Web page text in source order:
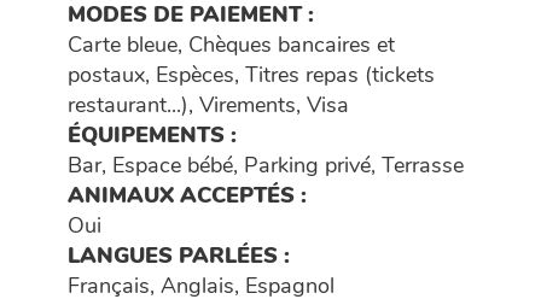
MODES DE PAIEMENT :
Carte bleue, Chèques bancaires et
postaux, Espèces, Titres repas (tickets
restaurant...), Virements, Visa
ÉQUIPEMENTS :
Bar, Espace bébé, Parking privé, Terrasse
ANIMAUX ACCEPTÉS :
Oui
LANGUES PARLÉES :
Français, Anglais, Espagnol